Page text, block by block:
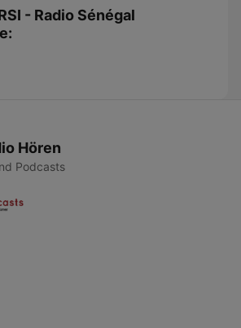
- Radio Sénégal
Hören
Podcasts